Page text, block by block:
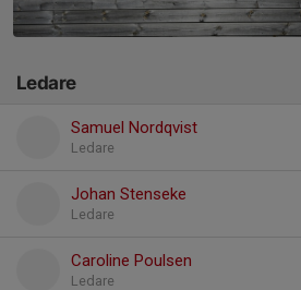
Ledare
Samuel Nordqvist
Ledare
Johan Stenseke
Ledare
Caroline Poulsen
Ledare